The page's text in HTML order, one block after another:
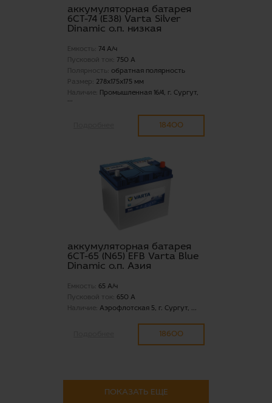
аккумуляторная батарея
6СТ-74 (Е38) Varta Silver
Dinamic о.п. низкая
Емкость: 74 А/ч
Пусковой ток: 750 А
Полярность: обратная полярность
Размер: 278x175x175 мм
Наличие:
Промышленная 16/4, г. Сургут,
...
18400
аккумуляторная батарея
6СТ-65 (N65) EFB Varta Blue
Dinamic о.п. Азия
Емкость: 65 А/ч
Пусковой ток: 650 А
Наличие: Аэрофлотская 5, г. Сургут, ...
18600
ПОКАЗАТЬ ЕЩЕ